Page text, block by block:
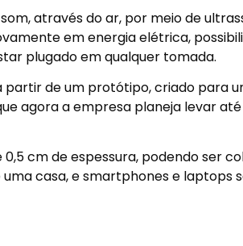
através do ar, por meio de
em energia elétrica,
plugado em qualquer tomada.
partir de um protótipo, criado para
agora a empresa planeja levar
cm de espessura, podendo ser
casa, e smartphones e laptops